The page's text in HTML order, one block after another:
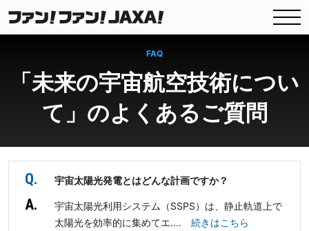
FAQ
「未来の宇宙航空技術につい
て」のよくあるご質問
Q. 宇宙太陽光発電とはどんな計画ですか？
A.
宇宙太陽光利用システム（SSPS）は、静止軌道上で
太陽光を効率的に集めてエ.... 続きはこちら